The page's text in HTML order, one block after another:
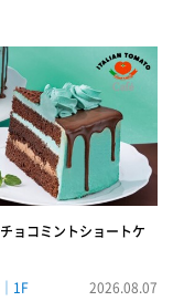
ョコミントショートケ
1F
2026.08.07